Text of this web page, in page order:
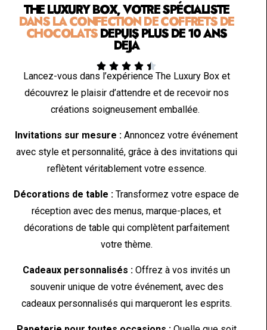
THE LUXURY BOX, VOTRE SPÉCIALISTE
DANS LA CONFECTION DE COFFRETS DE
CHOCOLATSDEPUIS PLUS DE 10 ANS
DÉJÀ
    
Lancez-vous dans l’expérience The Luxury Box et
découvrez le plaisir d’attendre et de recevoir nos
créations soigneusement emballée.
Invitations sur mesure : Annoncez votre événement
avec style et personnalité, grâce à des invitations qui
reflètent véritablement votre essence.
Décorations de table : Transformez votre espace de
réception avec des menus, marque-places, et
décorations de table qui complètent parfaitement
votre thème.
Cadeaux personnalisés : Offrez à vos invités un
souvenir unique de votre événement, avec des
cadeaux personnalisés qui marqueront les esprits.